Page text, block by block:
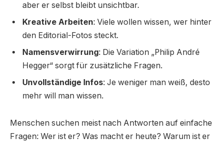
aber er selbst bleibt unsichtbar.
Kreative Arbeiten: Viele wollen wissen, wer hinter
den Editorial-Fotos steckt.
Namensverwirrung: Die Variation „Philip André
Hegger“ sorgt für zusätzliche Fragen.
Unvollständige Infos: Je weniger man weiß, desto
mehr will man wissen.
Menschen suchen meist nach Antworten auf einfache
Fragen: Wer ist er? Was macht er heute? Warum ist er